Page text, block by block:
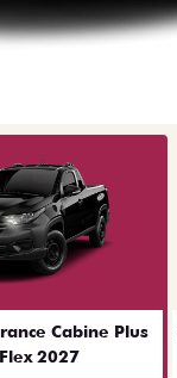
Cabine Plus
2027